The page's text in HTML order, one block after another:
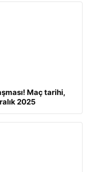
Maç tarihi,
2025